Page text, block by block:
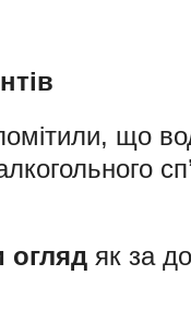
що
огляд як за